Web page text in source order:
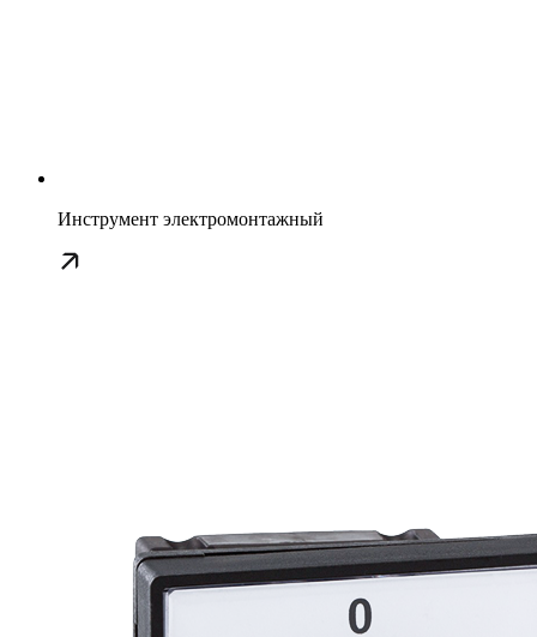
Инструмент электромонтажный